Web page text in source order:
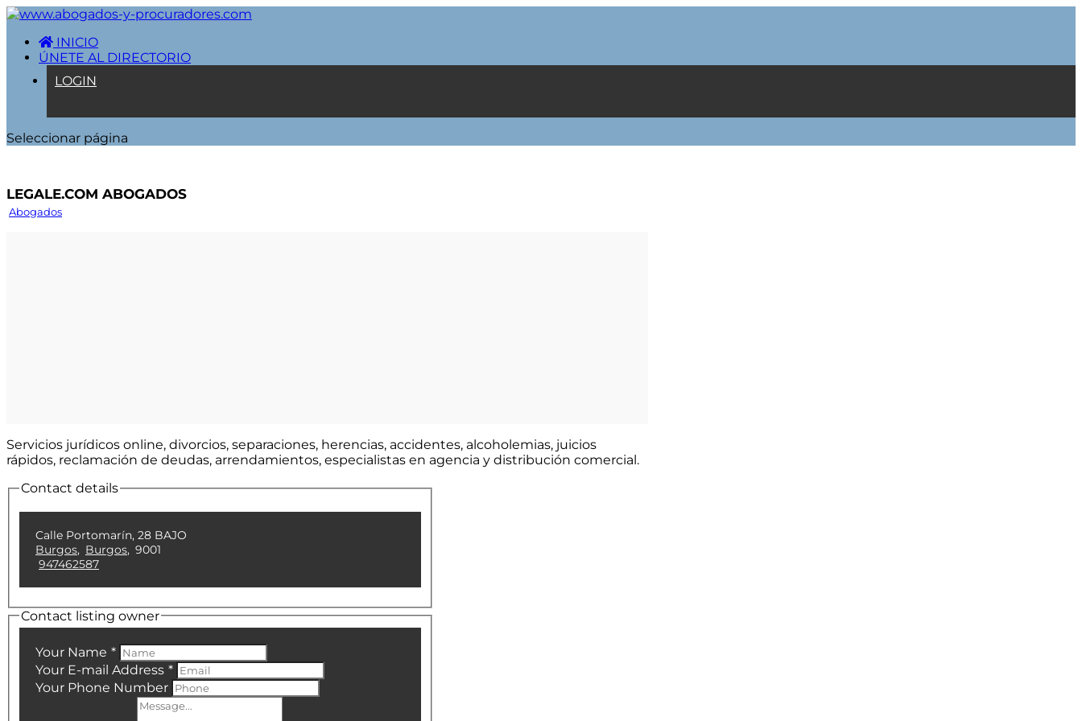
INICIO
ÚNETE AL DIRECTORIO
LOGIN
Seleccionar página
Legale.Com Abogados
Abogados
Servicios jurídicos online, divorcios, separaciones, herencias, accidentes, alcoholemias, juicios
rápidos, reclamación de deudas, arrendamientos, especialistas en agencia y distribución comercial.
Contact details
Calle Portomarín, 28 BAJO
Burgos, Burgos, 9001
947462587
Contact listing owner
Your Name *
Your E-mail Address *
Your Phone Number